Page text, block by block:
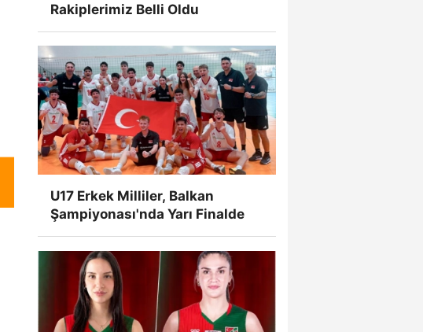
Rakiplerimiz Belli Oldu
U17 Erkek Milliler, Balkan
Şampiyonası'nda Yarı Finalde